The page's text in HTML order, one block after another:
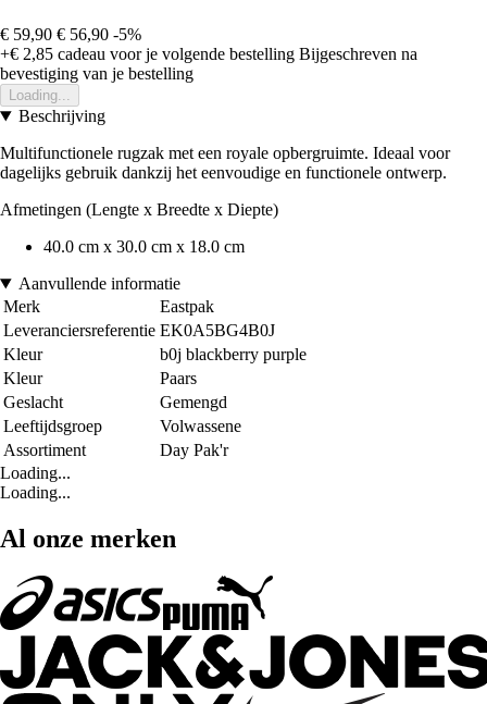
€ 59,90 € 56,90 -5%
+€ 2,85 cadeau voor je volgende bestelling Bijgeschreven na
bevestiging van je bestelling
Loading...
Beschrijving
Multifunctionele rugzak met een royale opbergruimte. Ideaal voor
dagelijks gebruik dankzij het eenvoudige en functionele ontwerp.
Afmetingen (Lengte x Breedte x Diepte)
40.0 cm x 30.0 cm x 18.0 cm
Aanvullende informatie
Merk
Eastpak
Leveranciersreferentie EK0A5BG4B0J
Kleur
b0j blackberry purple
Kleur
Paars
Geslacht
Gemengd
Leeftijdsgroep
Volwassene
Assortiment
Day Pak'r
Loading...
Loading...
Al onze merken